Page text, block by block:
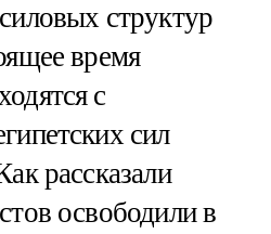
структур
время
с
сил
рассказали
освободили в